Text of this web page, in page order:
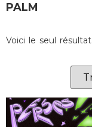
PALM
Voici le seul résultat